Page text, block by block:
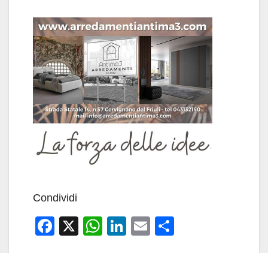
Condividi
F
X
W
Li
E